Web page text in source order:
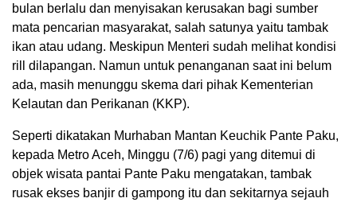
bulan berlalu dan menyisakan kerusakan bagi sumber
mata pencarian masyarakat, salah satunya yaitu tambak
ikan atau udang. Meskipun Menteri sudah melihat kondisi
rill dilapangan. Namun untuk penanganan saat ini belum
ada, masih menunggu skema dari pihak Kementerian
Kelautan dan Perikanan (KKP).
Seperti dikatakan Murhaban Mantan Keuchik Pante Paku,
kepada Metro Aceh, Minggu (7/6) pagi yang ditemui di
objek wisata pantai Pante Paku mengatakan, tambak
rusak ekses banjir di gampong itu dan sekitarnya sejauh